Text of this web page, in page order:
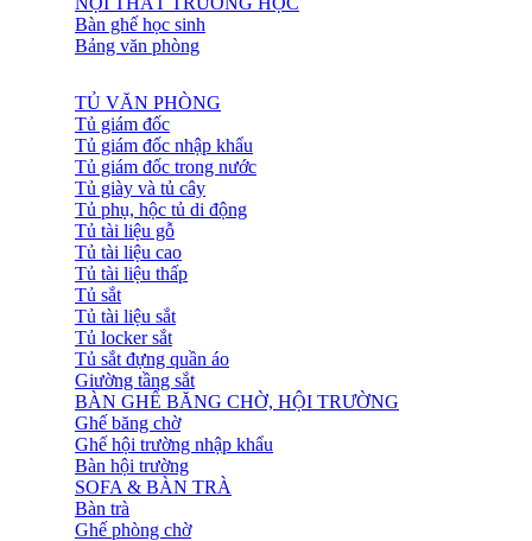
Bàn ghế học sinh
Bảng văn phòng
TỦ VĂN PHÒNG
Tủ giám đốc
Tủ giám đốc nhập khẩu
Tủ giám đốc trong nước
Tủ giày và tủ cây
Tủ phụ, hộc tủ di động
Tủ tài liệu gỗ
Tủ tài liệu cao
Tủ tài liệu thấp
Tủ sắt
Tủ tài liệu sắt
Tủ locker sắt
Tủ sắt đựng quần áo
Giường tầng sắt
BÀN GHẾ BĂNG CHỜ, HỘI TRƯỜNG
Ghế băng chờ
Ghế hội trường nhập khẩu
Bàn hội trường
SOFA & BÀN TRÀ
Bàn trà
Ghế phòng chờ